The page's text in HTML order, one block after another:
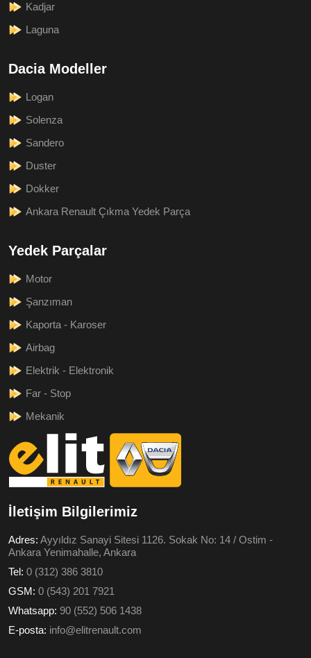
Kadjar
Laguna
Dacia Modeller
Logan
Solenza
Sandero
Duster
Dokker
Ankara Renault Çıkma Yedek Parça
Yedek Parçalar
Motor
Şanzıman
Kaporta - Karoser
Airbag
Elektrik - Elektronik
Far - Stop
Mekanik
İletişim Bilgilerimiz
Adres: Ayyıldız Sanayi Sitesi 1126. Sokak No: 14 / Ostim -
Ankara Yenimahalle, Ankara
Tel: 0 (312) 386 3810
GSM: 0 (543) 201 7921
Whatsapp: 90 (552) 506 1438
E-posta: info@elitrenault.com